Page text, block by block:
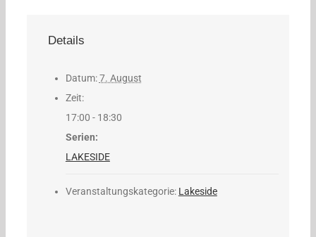
Details
Datum:7. August
Zeit:
17:00 - 18:30
Serien:
LAKESIDE
Veranstaltungskategorie: Lakeside